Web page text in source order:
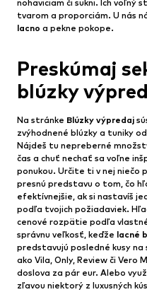
nohaviciam či sukni. Ich voľný
tvarom a proporciám. U nás
lacno a pekne pokope.
Preskúmaj
blúzky
Na stránke Blúzky výpredaj
zvýhodnené blúzky a tuniky
Nájdeš tu nepreberné
čas a chuť nechať sa voľne
ponukou. Určite ti v nej niečo
presnú predstavu o tom, čo
efektívnejšie, ak si nastavíš
podľa tvojich požiadaviek.
cenové rozpätie podľa
správnu veľkosť, keďže lacné
predstavujú posledné kusy na
ako Vila, Only, Review či Vero
doslova za pár eur. Alebo
zľavou niektorý z luxusných